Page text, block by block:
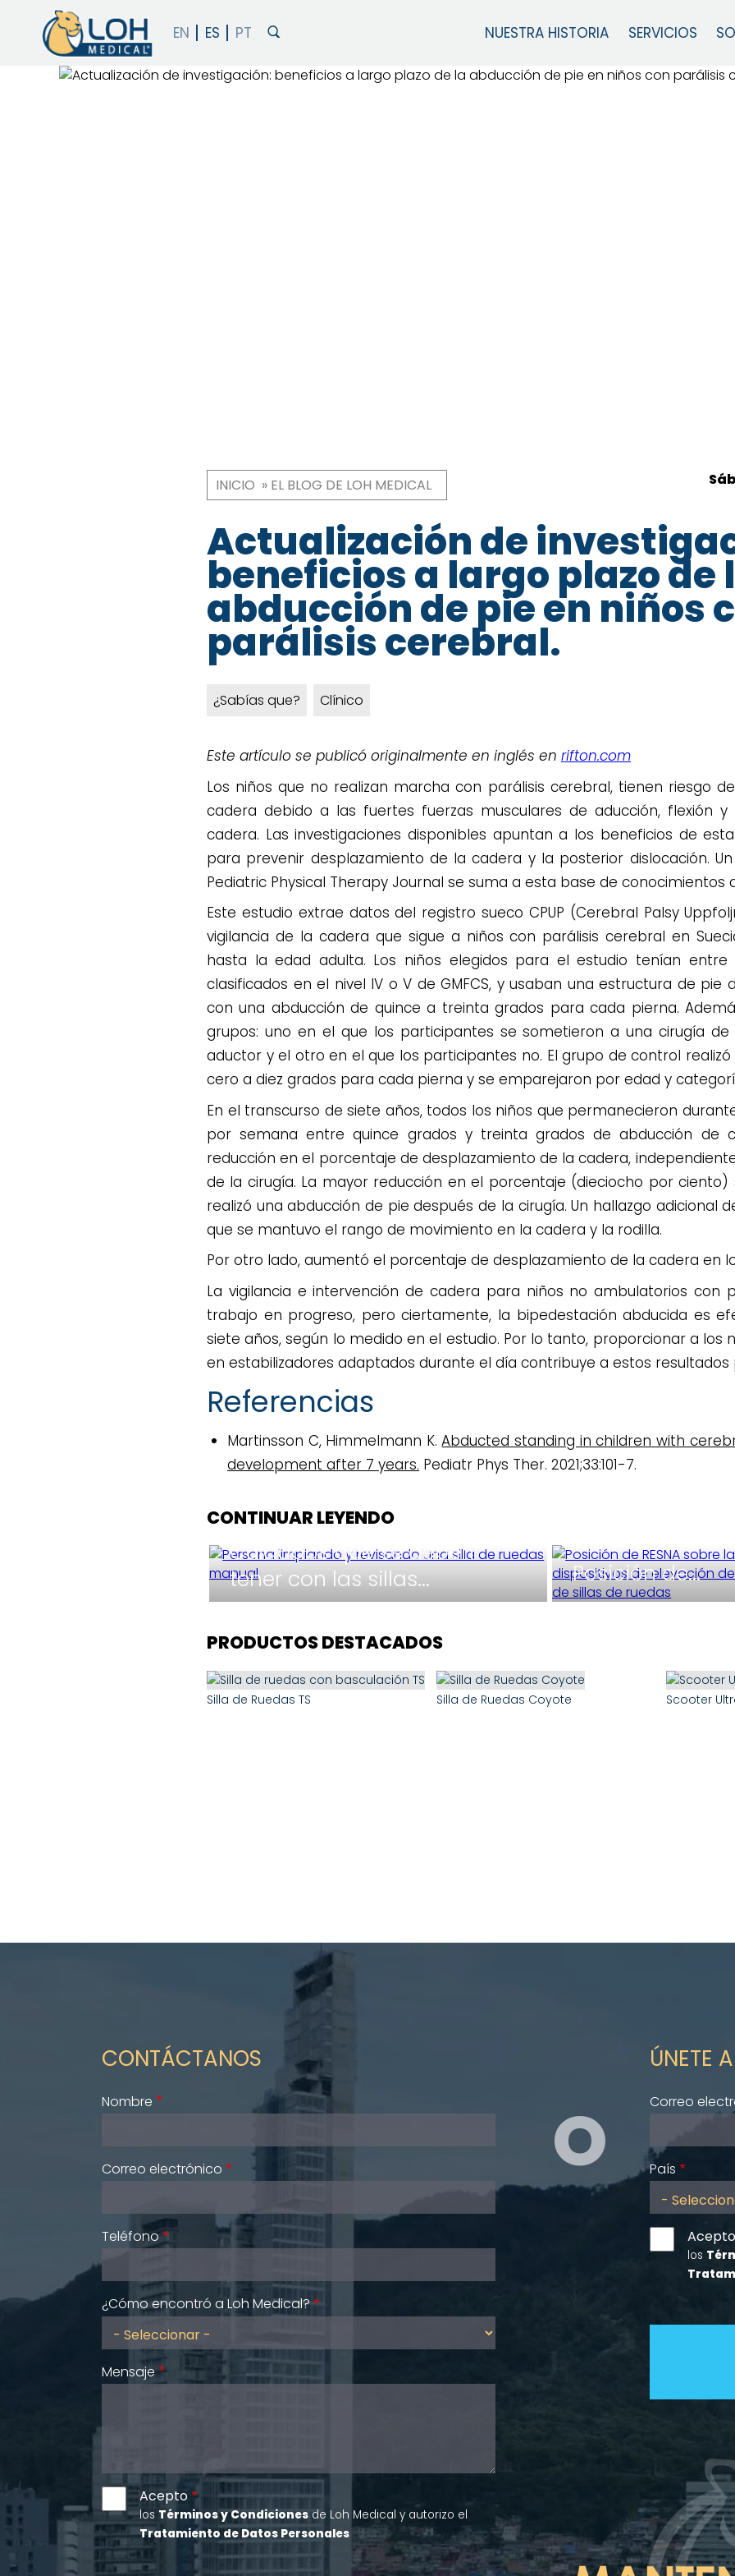
NUESTRA HISTORIA SERVICIOS
Ruta
de
navegación
INICIO EL BLOG DE LOH MEDICAL
Actualización de
beneficios a largo plazo de
abducción de pie en niños
parálisis cerebral.
¿Sabías que? Clínico
Este artículo se publicó originalmente en inglés en rifton.com
Los niños que no realizan marcha con parálisis cerebral, tienen riesgo
cadera debido a las fuertes fuerzas musculares de aducción, flexión
cadera. Las investigaciones disponibles apuntan a los beneficios de
para prevenir desplazamiento de la cadera y la posterior dislocación.
Pediatric Physical Therapy Journal se suma a esta base de conocimientos
Este estudio extrae datos del registro sueco CPUP (Cerebral Palsy
vigilancia de la cadera que sigue a niños con parálisis cerebral en
hasta la edad adulta. Los niños elegidos para el estudio tenían entre
clasificados en el nivel IV o V de GMFCS, y usaban una estructura de pie
con una abducción de quince a treinta grados para cada pierna.
grupos: uno en el que los participantes se sometieron a una cirugía
aductor y el otro en el que los participantes no. El grupo de control
cero a diez grados para cada pierna y se emparejaron por edad y
En el transcurso de siete años, todos los niños que permanecieron
por semana entre quince grados y treinta grados de abducción de
reducción en el porcentaje de desplazamiento de la cadera,
de la cirugía. La mayor reducción en el porcentaje (dieciocho por
realizó una abducción de pie después de la cirugía. Un hallazgo adicional
que se mantuvo el rango de movimiento en la cadera y la rodilla.
Por otro lado, aumentó el porcentaje de desplazamiento de la cadera en
La vigilancia e intervención de cadera para niños no ambulatorios con
trabajo en progreso, pero ciertamente, la bipedestación abducida es
siete años, según lo medido en el estudio. Por lo tanto, proporcionar a los
en estabilizadores adaptados durante el día contribuye a estos resultados
Referencias
Martinsson C, Himmelmann K.Abducted standing in children with
development after 7 years. Pediatr Phys Ther. 2021;33:101-7.
CONTINUAR LEYENDO
Cuidados que se deben
tener con las sillas...
Posición de...
PRODUCTOS DESTACADOS
Silla de Ruedas TS Silla de Ruedas Coyote Scooter
CONTÁCTANOS
Nombre
Correo electrónico
Teléfono
¿Cómo encontró a Loh Medical?
Mensaje
Acepto
los Términos y Condiciones de Loh Medical y autorizo el
Tratamiento de Datos Personales
O
ÚNETE
Correo
País
Acepto
los